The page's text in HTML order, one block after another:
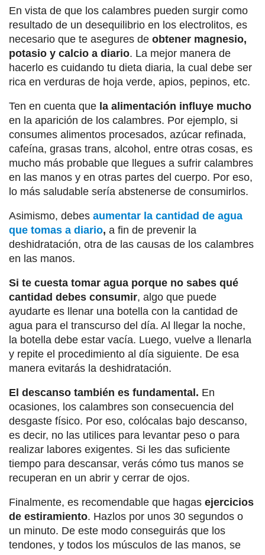
En vista de que los calambres pueden surgir como
resultado de un desequilibrio en los electrolitos, es
necesario que te asegures de obtener magnesio,
potasio y calcio a diario. La mejor manera de
hacerlo es cuidando tu dieta diaria, la cual debe ser
rica en verduras de hoja verde, apios, pepinos, etc.
Ten en cuenta que la alimentación influye mucho
en la aparición de los calambres. Por ejemplo, si
consumes alimentos procesados, azúcar refinada,
cafeína, grasas trans, alcohol, entre otras cosas, es
mucho más probable que llegues a sufrir calambres
en las manos y en otras partes del cuerpo. Por eso,
lo más saludable sería abstenerse de consumirlos.
Asimismo, debes aumentar la cantidad de agua
que tomas a diario, a fin de prevenir la
deshidratación, otra de las causas de los calambres
en las manos.
Si te cuesta tomar agua porque no sabes qué
cantidad debes consumir, algo que puede
ayudarte es llenar una botella con la cantidad de
agua para el transcurso del día. Al llegar la noche,
la botella debe estar vacía. Luego, vuelve a llenarla
y repite el procedimiento al día siguiente. De esa
manera evitarás la deshidratación.
El descanso también es fundamental. En
ocasiones, los calambres son consecuencia del
desgaste físico. Por eso, colócalas bajo descanso,
es decir, no las utilices para levantar peso o para
realizar labores exigentes. Si les das suficiente
tiempo para descansar, verás cómo tus manos se
recuperan en un abrir y cerrar de ojos.
Finalmente, es recomendable que hagas ejercicios
de estiramiento. Hazlos por unos 30 segundos o
un minuto. De este modo conseguirás que los
tendones, y todos los músculos de las manos, se